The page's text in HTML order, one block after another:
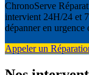
ChronoServe
intervient 24H/24 et
dépanner en urgence
Appeler un